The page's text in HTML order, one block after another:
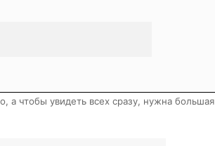
а чтобы увидеть всех сразу, нужна большая